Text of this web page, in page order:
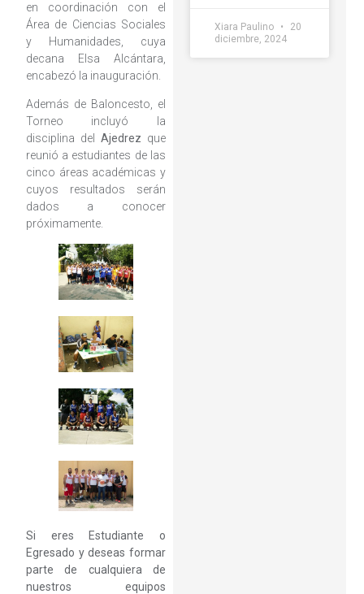
en coordinación con el
Área de Ciencias Sociales
y Humanidades, cuya
decana Elsa Alcántara,
encabezó la inauguración.
Además de Baloncesto, el
Torneo incluyó la
disciplina del Ajedrez que
reunió a estudiantes de las
cinco áreas académicas y
cuyos resultados serán
dados a conocer
próximamente.
Si eres Estudiante o
Egresado y deseas formar
parte de cualquiera de
nuestros equipos
Xiara Paulino
20
diciembre, 2024